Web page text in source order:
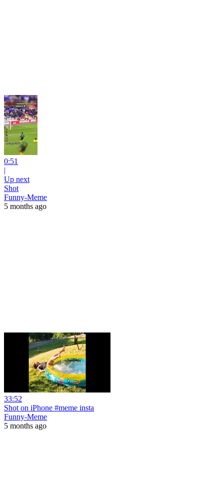
0:51
|
Up next
Shot
Funny-Meme
5 months ago
33:52
Shot on iPhone #meme insta
Funny-Meme
5 months ago